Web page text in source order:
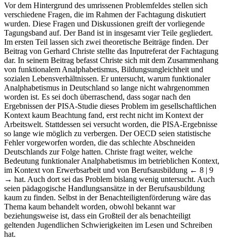
Vor dem Hintergrund des umrissenen Problemfeldes stellen sich
verschiedene Fragen, die im Rahmen der Fachtagung diskutiert
wurden. Diese Fragen und Diskussionen greift der vorliegende
Tagungsband auf. Der Band ist in insgesamt vier Teile gegliedert.
Im ersten Teil lassen sich zwei theoretische Beiträge finden. Der
Beitrag von Gerhard Christe stellte das Inputreferat der Fachtagung
dar. In seinem Beitrag befasst Christe sich mit dem Zusammenhang
von funktionalem Analphabetismus, Bildungsungleichheit und
sozialen Lebensverhältnissen. Er untersucht, warum funktionaler
Analphabetismus in Deutschland so lange nicht wahrgenommen
worden ist. Es sei doch überraschend, dass sogar nach den
Ergebnissen der PISA-Studie dieses Problem im gesellschaftlichen
Kontext kaum Beachtung fand, erst recht nicht im Kontext der
Arbeitswelt. Stattdessen sei versucht worden, die PISA-Ergebnisse
so lange wie möglich zu verbergen. Der OECD seien statistische
Fehler vorgeworfen worden, die das schlechte Abschneiden
Deutschlands zur Folge hatten. Christe fragt weiter, welche
Bedeutung funktionaler Analphabetismus im betrieblichen Kontext,
im Kontext von Erwerbsarbeit und von Berufsausbildung ← 8 | 9
→ hat. Auch dort sei das Problem bislang wenig untersucht. Auch
seien pädagogische Handlungsansätze in der Berufsausbildung
kaum zu finden. Selbst in der Benachteiligtenförderung wäre das
Thema kaum behandelt worden, obwohl bekannt war
beziehungsweise ist, dass ein Großteil der als benachteiligt
geltenden Jugendlichen Schwierigkeiten im Lesen und Schreiben
hat.